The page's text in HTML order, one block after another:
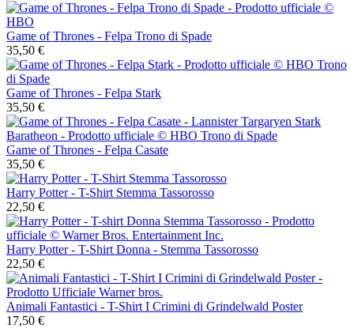
Game of Thrones - Felpa Trono di Spade
35,50 €
Game of Thrones - Felpa Stark
35,50 €
Game of Thrones - Felpa Casate
35,50 €
Harry Potter - T-Shirt Stemma Tassorosso
22,50 €
Harry Potter - T-Shirt Donna - Stemma Tassorosso
22,50 €
Animali Fantastici - T-Shirt I Crimini di Grindelwald Poster
17,50 €